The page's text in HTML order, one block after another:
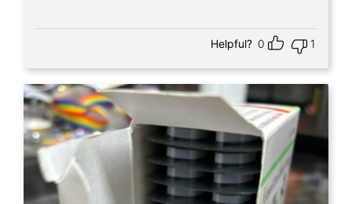
Helpful? 0 1